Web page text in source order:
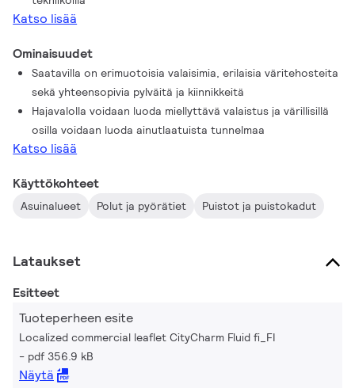
maksimoi visuaalisen mukavuuden, sekä ClearGuide (cordoba
tai cone), joka optimoi pystysuoran valaistuksen ja
yksilöllisyyttä käyttämällä sarjaan kuuluvia koristeellisia
lisävarusteita, joilla voidaan muokata kuvun tilavuutta ja
muuttaa sen ulkonäköä. Sarjaa varten suunniteltujen
kiinnitysvarsien ja pylväiden avulla asuinalueista ja kaupunkien
keskustoista voidaan muokata mitä tyylikkäimpiä
kokonaisuuksia.
Katso lisää
Ominaisuudet
Saatavilla on erimuotoisia valaisimia, erilaisia väritehosteita
sekä yhteensopivia pylväitä ja kiinnikkeitä
Hajavalolla voidaan luoda miellyttävä valaistus ja värillisillä
osilla voidaan luoda ainutlaatuista tunnelmaa
Katso lisää
Käyttökohteet
Asuinalueet Polut ja pyörätiet Puistot ja puistokadut
Lataukset
Esitteet
Tuoteperheen esite
Localized commercial leaflet CityCharm Fluid fi_FI
pdf 356.9 kB
Näytä